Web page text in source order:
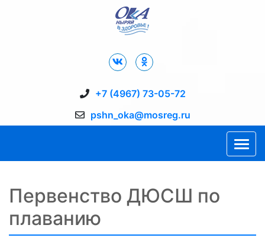
+7 (4967) 73-05-72
pshn_oka@mosreg.ru
Первенство ДЮСШ по
плаванию